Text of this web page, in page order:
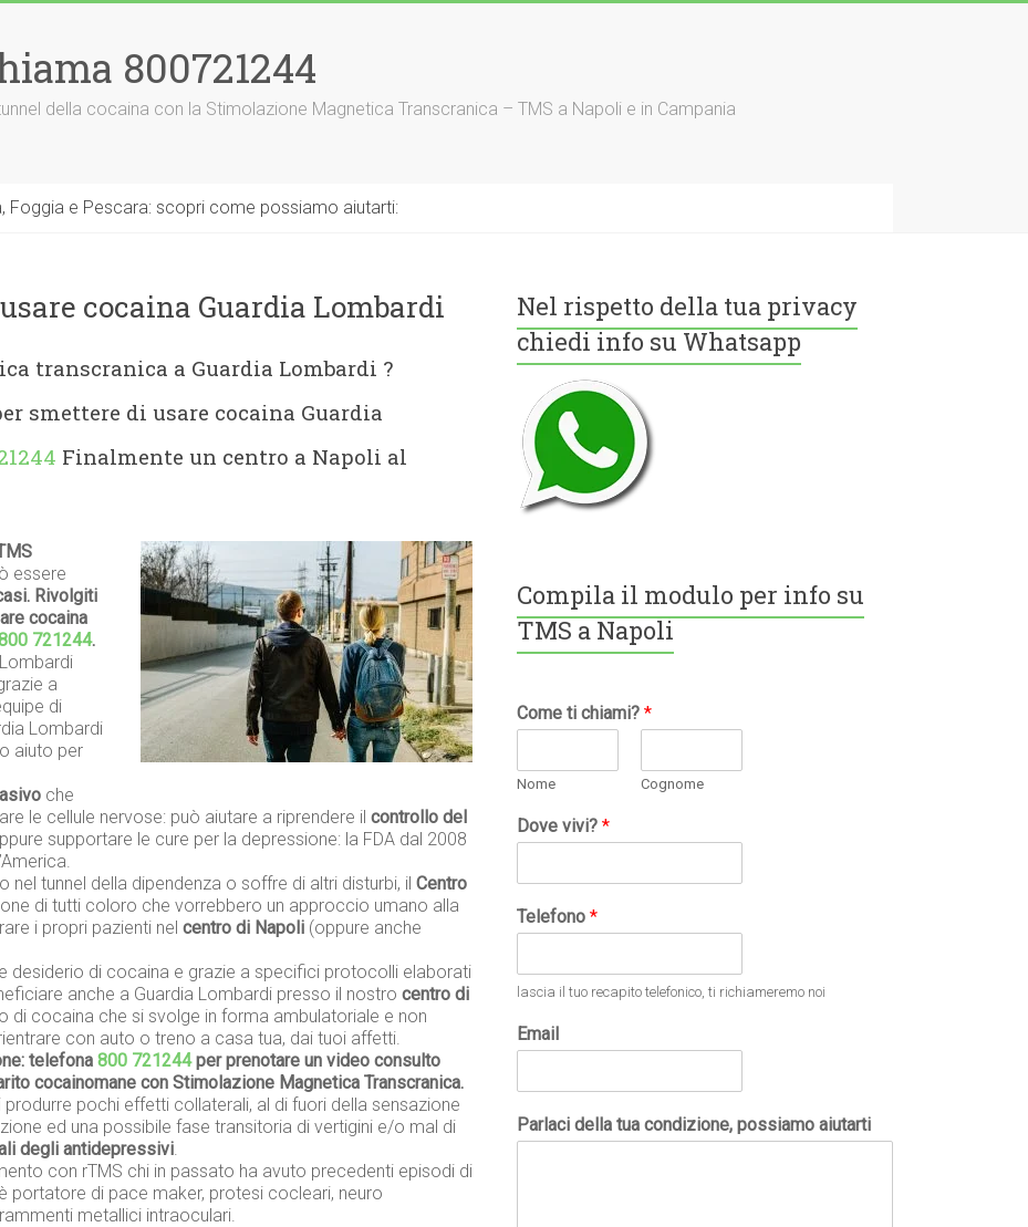
800721244
della cocaina con la Stimolazione Magnetica Transcranica – TMS a Napoli e in Campania
Foggia e Pescara: scopri come possiamo aiutarti:
cocaina Guardia Lombardi
transcranica a Guardia Lombardi ?
smettere di usare cocaina Guardia
Finalmente un centro a Napoli al
essere
Rivolgiti
cocaina
721244.
a
di
Lombardi
aiuto per
che
le cellule nervose: può aiutare a riprendere il controllo del
supportare le cure per la depressione: la FDA dal 2008
nel tunnel della dipendenza o soffre di altri disturbi, il Centro
di tutti coloro che vorrebbero un approccio umano alla
i propri pazienti nel centro di Napoli (oppure anche
desiderio di cocaina e grazie a specifici protocolli elaborati
anche a Guardia Lombardi presso il nostro centro di
di cocaina che si svolge in forma ambulatoriale e non
con auto o treno a casa tua, dai tuoi affetti.
telefona 800 721244per prenotare un video consulto
cocainomane con Stimolazione Magnetica Transcranica.
pochi effetti collaterali, al di fuori della sensazione
ed una possibile fase transitoria di vertigini e/o mal di
degli antidepressivi.
con rTMS chi in passato ha avuto precedenti episodi di
portatore di pace maker, protesi cocleari, neuro
metallici intraoculari.
Nel rispetto della tua privacy
chiedi info su Whatsapp
Compila il modulo per info su
TMS a Napoli
Come ti chiami?*
Nome Cognome
Dove vivi?*
Telefono*
lascia il tuo recapito telefonico, ti richiameremo noi
Email
Parlaci della tua condizione, possiamo aiutarti